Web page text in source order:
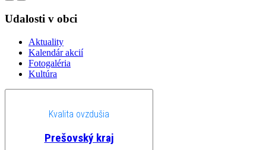
Udalosti v obci
Aktuality
Kalendár akcií
Fotogaléria
Kultúra
Kvalita ovzdušia
Prešovský kraj